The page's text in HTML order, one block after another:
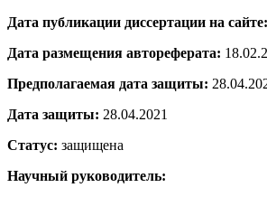
Дата публикации диссертации на сайте:
Дата размещения автореферата:
Предполагаемая дата защиты:
Дата защиты: 28.04.2021
Статус: защищена
Научный руководитель: